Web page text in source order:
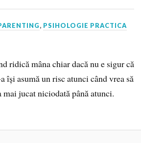
, PSIHOLOGIE PRACTICA
ridică mâna chiar dacă nu e sigur că
își asumă un risc atunci când vrea să
mai jucat niciodată până atunci.